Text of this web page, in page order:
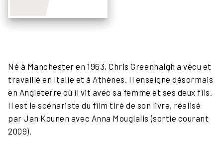
Né à Manchester en 1963, Chris Greenhalgh a vécu et
travaillé en Italie et à Athènes. Il enseigne désormais
en Angleterre où il vit avec sa femme et ses deux fils.
Il est le scénariste du film tiré de son livre, réalisé
par Jan Kounen avec Anna Mouglalis (sortie courant
2009).